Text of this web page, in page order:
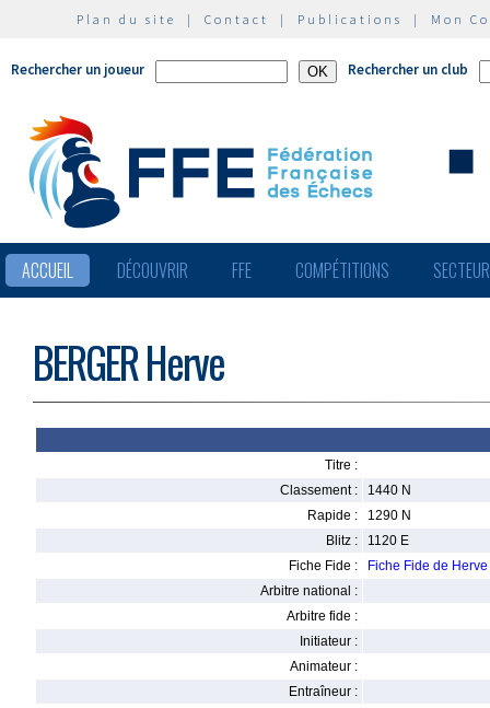
Plan du site | Contact | Publications | Mon
Rechercher un joueur Rechercher un club
ACCUEIL DÉCOUVRIR FFE COMPÉTITIONS
BERGER Herve
Titre :
Classement :
1440 N
Rapide :
1290 N
Blitz :
1120 E
Fiche Fide :
Fiche Fide de
Arbitre national :
Arbitre fide :
Initiateur :
Animateur :
Entraîneur :